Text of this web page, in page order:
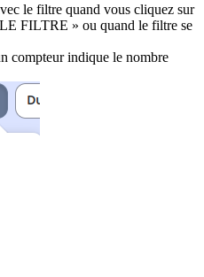
le filtre quand vous cliquez sur
FILTRE » ou quand le filtre se
compteur indique le nombre